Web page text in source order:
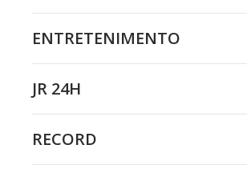
ENTRETENIMENTO
JR 24H
RECORD